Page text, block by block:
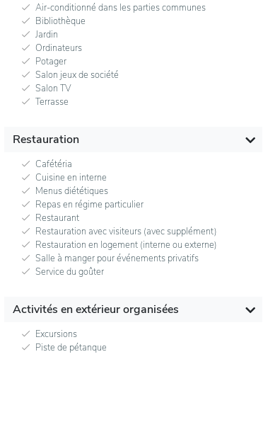
Air-conditionné dans les parties communes
Bibliothèque
Jardin
Ordinateurs
Potager
Salon jeux de société
Salon TV
Terrasse
Restauration
Cafétéria
Cuisine en interne
Menus diététiques
Repas en régime particulier
Restaurant
Restauration avec visiteurs (avec supplément)
Restauration en logement (interne ou externe)
Salle à manger pour événements privatifs
Service du goûter
Activités en extérieur organisées
Excursions
Piste de pétanque